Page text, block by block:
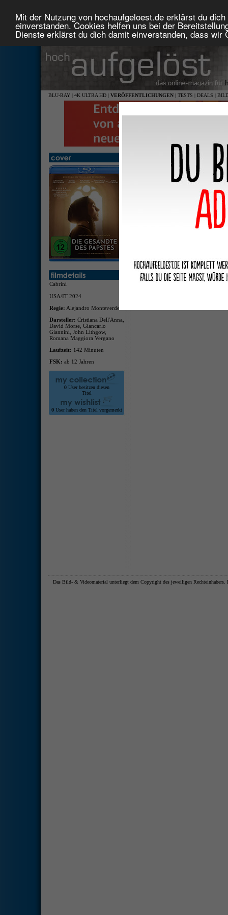
Mit der Nutzung von hochaufgeloest.de erklärst du
einverstanden. Cookies helfen uns bei der
Dienste erklärst du dich damit einverstanden, dass
BLU-RAY | 4K ULTRA HD | VERÖFFENTLICHUNGEN | TESTS | DEALS |
Cabrini
USA/IT 2024
Regie: Alejandro Monteverde
Darsteller: Cristiana Dell'Anna,
David Morse, Giancarlo
Giannini, John Lithgow,
Romana Maggiora Vergano
Laufzeit: 142 Minuten
FSK: ab 12 Jahren
0User besitzen diesen
Titel
0User haben den Titel vorgemerkt
Die Gesandte des Papstes
Das Bild- & Videomaterial unterliegt dem Copyright des jeweiligen